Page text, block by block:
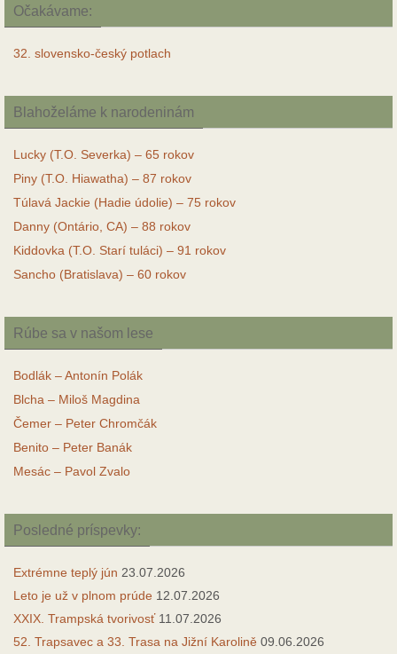
Očakávame:
32. slovensko-český potlach
Blahoželáme k narodeninám
Lucky (T.O. Severka) – 65 rokov
Piny (T.O. Hiawatha) – 87 rokov
Túlavá Jackie (Hadie údolie) – 75 rokov
Danny (Ontário, CA) – 88 rokov
Kiddovka (T.O. Starí tuláci) – 91 rokov
Sancho (Bratislava) – 60 rokov
Rúbe sa v našom lese
Bodlák – Antonín Polák
Blcha – Miloš Magdina
Čemer – Peter Chromčák
Benito – Peter Banák
Mesác – Pavol Zvalo
Posledné príspevky:
Extrémne teplý jún 23.07.2026
Leto je už v plnom prúde 12.07.2026
XXIX. Trampská tvorivosť 11.07.2026
52. Trapsavec a 33. Trasa na Jižní Karolině 09.06.2026